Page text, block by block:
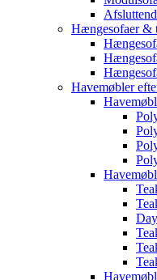
Hængesofaer &
Havemøbler